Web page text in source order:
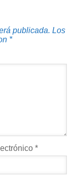
publicada. Los
*
*